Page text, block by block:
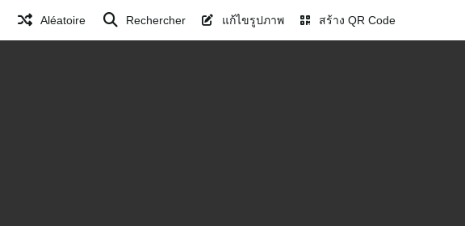
Aléatoire Rechercher แก้ไขรูปภาพ สร้าง QR Code